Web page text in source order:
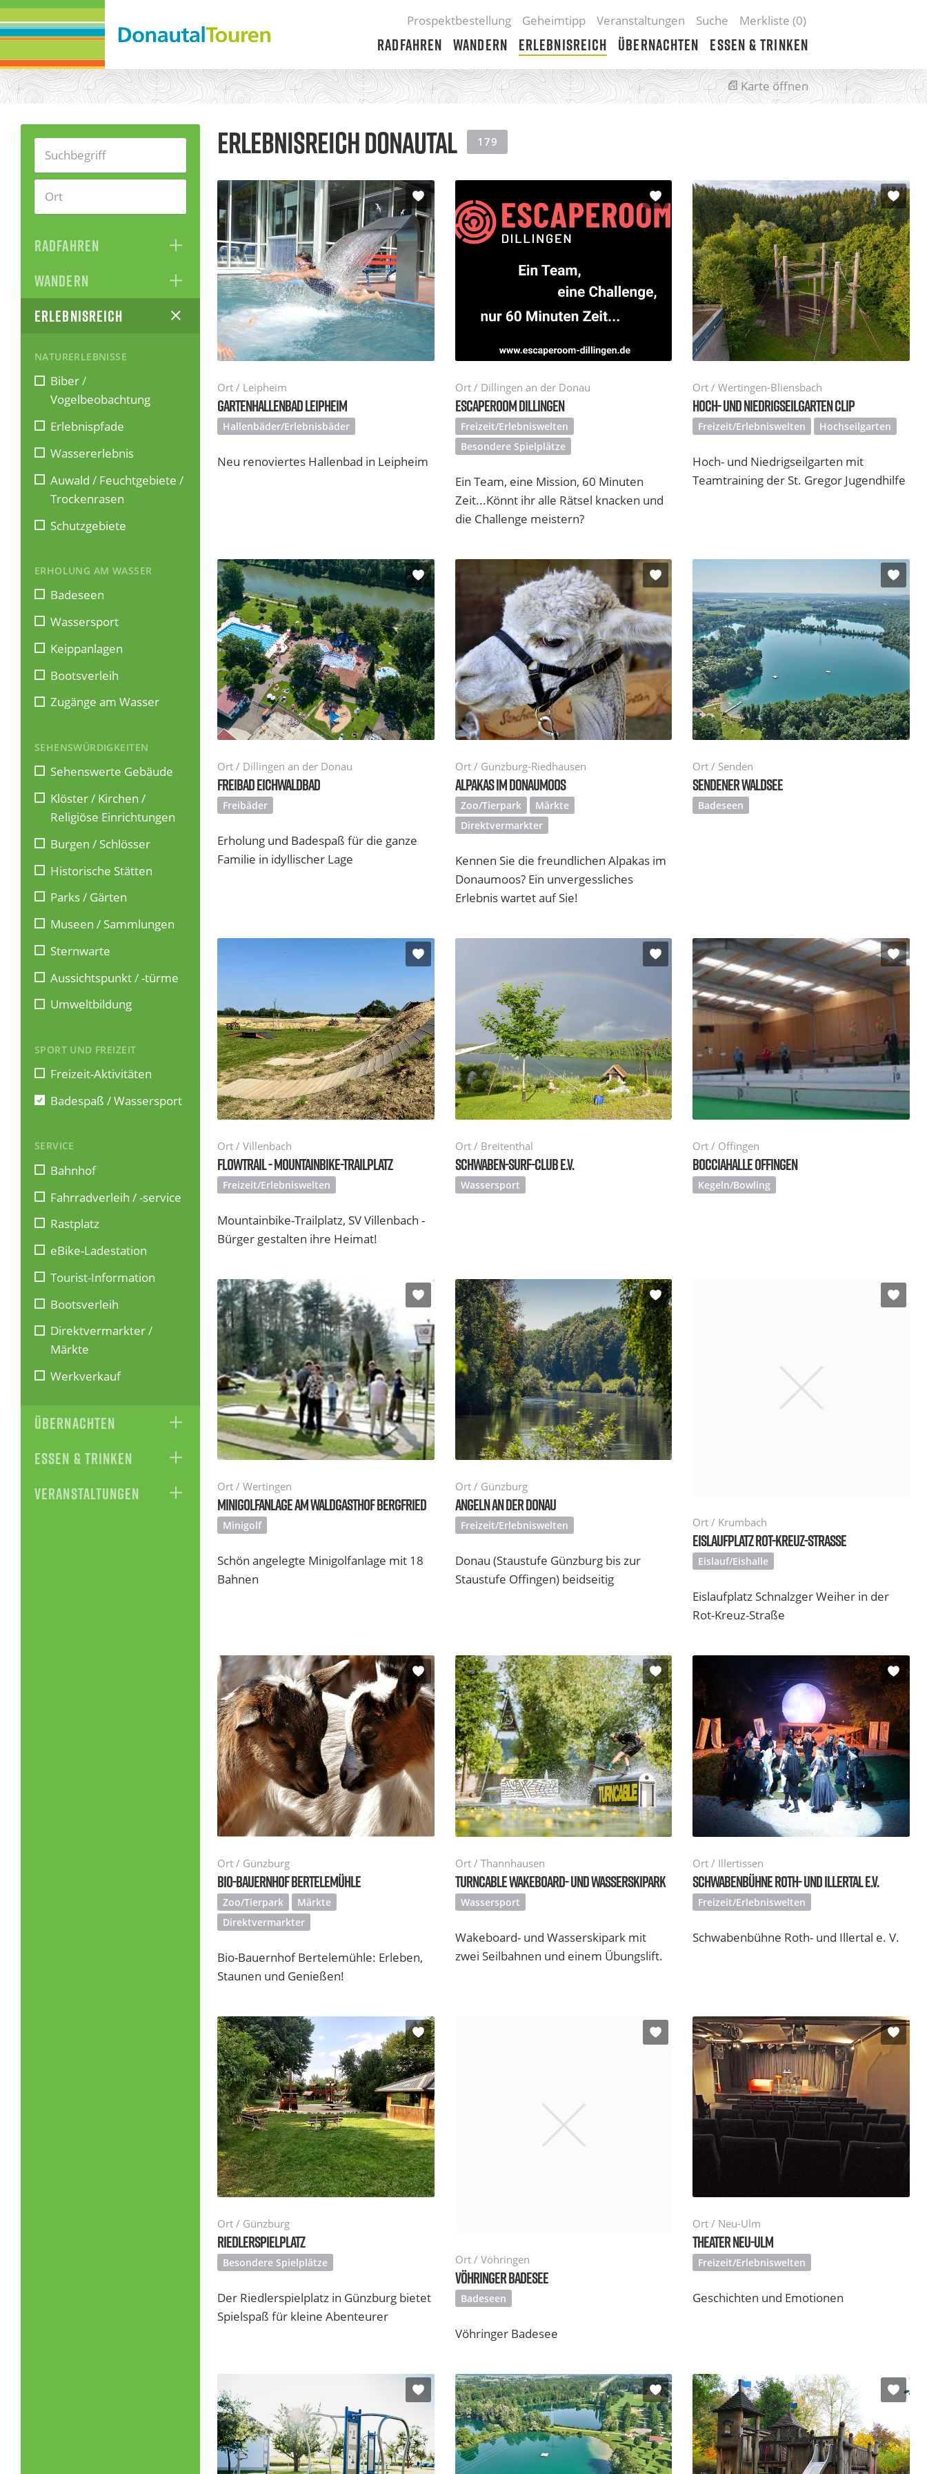
Prospektbestellung Geheimtipp Veranstaltungen Suche Merkliste (0)
Radfahren Wandern Erlebnisreich Übernachten Essen & Trinken
Karte öffnen
Filter
RADFAHREN
WANDERN
ERLEBNISREICH
NATURERLEBNISSE
Biber /
Vogelbeobachtung
Erlebnispfade
Wassererlebnis
Auwald / Feuchtgebiete /
Trockenrasen
Schutzgebiete
ERHOLUNG AM WASSER
Badeseen
Wassersport
Keippanlagen
Bootsverleih
Zugänge am Wasser
SEHENSWÜRDIGKEITEN
Sehenswerte Gebäude
Klöster / Kirchen /
Religiöse Einrichtungen
Burgen / Schlösser
Historische Stätten
Parks / Gärten
Museen / Sammlungen
Sternwarte
Aussichtspunkt / -türme
Umweltbildung
SPORT UND FREIZEIT
Freizeit-Aktivitäten
Badespaß / Wassersport
SERVICE
Bahnhof
Fahrradverleih / -service
Rastplatz
eBike-Ladestation
Tourist-Information
Bootsverleih
Direktvermarkter /
Märkte
Werkverkauf
ÜBERNACHTEN
ESSEN & TRINKEN
VERANSTALTUNGEN
ERLEBNISREICHDONAUTAL 179
Ort / Leipheim
GARTENHALLENBAD LEIPHEIM
Hallenbäder/Erlebnisbäder
Neu renoviertes Hallenbad in Leipheim
Ort / Dillingen an der Donau
ESCAPEROOM DILLINGEN
Freizeit/Erlebniswelten
Besondere Spielplätze
Ein Team, eine Mission, 60 Minuten
Zeit...Könnt ihr alle Rätsel knacken und
die Challenge meistern?
Ort / Wertingen-Bliensbach
HOCH- UND NIEDRIGSEILGARTEN CLIP
Freizeit/Erlebniswelten Hochseilgarten
Hoch- und Niedrigseilgarten mit
Teamtraining der St. Gregor Jugendhilfe
Ort / Dillingen an der Donau
FREIBAD EICHWALDBAD
Freibäder
Erholung und Badespaß für die ganze
Familie in idyllischer Lage
Ort / Günzburg-Riedhausen
ALPAKAS IM DONAUMOOS
Zoo/Tierpark
Märkte
Direktvermarkter
Kennen Sie die freundlichen Alpakas im
Donaumoos? Ein unvergessliches
Erlebnis wartet auf Sie!
Ort / Senden
SENDENER WALDSEE
Badeseen
Ort / Villenbach
FLOWTRAIL - MOUNTAINBIKE-TRAILPLATZ
Freizeit/Erlebniswelten
Mountainbike-Trailplatz, SV Villenbach -
Bürger gestalten ihre Heimat!
Ort / Breitenthal
SCHWABEN-SURF-CLUB E.V.
Wassersport
Ort / Offingen
BOCCIAHALLE OFFINGEN
Kegeln/Bowling
Ort / Wertingen
MINIGOLFANLAGE AM WALDGASTHOF BERGFRIED
Minigolf
Schön angelegte Minigolfanlage mit 18
Bahnen
Ort / Günzburg
ANGELN AN DER DONAU
Freizeit/Erlebniswelten
Donau (Staustufe Günzburg bis zur
Staustufe Offingen) beidseitig
Ort / Krumbach
EISLAUFPLATZ ROT-KREUZ-STRASSE
Eislauf/Eishalle
Eislaufplatz Schnalzger Weiher in der
Rot-Kreuz-Straße
Ort / Günzburg
BIO-BAUERNHOF BERTELEMÜHLE
Zoo/Tierpark
Märkte
Direktvermarkter
Bio-Bauernhof Bertelemühle: Erleben,
Staunen und Genießen!
Ort / Thannhausen
TURNCABLE WAKEBOARD- UND WASSERSKIPARK
Wassersport
Wakeboard- und Wasserskipark mit
zwei Seilbahnen und einem Übungslift.
Ort / Illertissen
SCHWABENBÜHNE ROTH- UND ILLERTAL E.V.
Freizeit/Erlebniswelten
Schwabenbühne Roth- und Illertal e. V.
Ort / Günzburg
RIEDLERSPIELPLATZ
Besondere Spielplätze
Der Riedlerspielplatz in Günzburg bietet
Spielspaß für kleine Abenteurer
Ort / Vöhringen
VÖHRINGER BADESEE
Badeseen
Vöhringer Badesee
Ort / Neu-Ulm
THEATER NEU-ULM
Freizeit/Erlebniswelten
Geschichten und Emotionen